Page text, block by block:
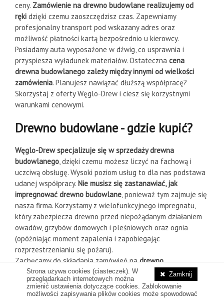
ceny. Zamówienie na drewno budowlane realizujemy od
ręki dzięki czemu zaoszczędzisz czas. Zapewniamy
profesjonalny transport pod wskazany adres oraz
możliwość płatności kartą bezpośrednio u kierowcy.
Posiadamy auta wyposażone w dźwig, co usprawnia i
przyspiesza wyładunek materiałów. Ostateczna cena
drewna budowlanego zależy między innymi od wielkości
zamówienia. Planujesz nawiązać dłuższą współpracę?
Skorzystaj z oferty Węglo-Drew i ciesz się korzystnymi
warunkami cenowymi.
Drewno budowlane - gdzie kupić?
Węglo-Drew specjalizuje się w sprzedaży drewna
budowlanego, dzięki czemu możesz liczyć na fachową i
uczciwą obsługę. Wysoki poziom usług to dla nas podstawa
udanej współpracy. Nie musisz się zastanawiać, jak
impregnować drewno budowlane, ponieważ tym zajmuje się
nasza firma. Korzystamy z wielofunkcyjnego impregnatu,
który zabezpiecza drewno przed niepożądanym działaniem
owadów, grzybów domowych i pleśniowych oraz ognia
(opóźniając moment zapalenia i zapobiegając
rozprzestrzenianiu się pożaru).
Zachęcamy do składania zamówień nadrewno
konstrukcyjne w atrakcyjnej ceniew wybranym punkcie
handlowym.
Zamknij
Strona używa cookies (ciasteczek). W
przeglądarkach internetowych można
zmienić ustawienia dotyczące cookies. Zablokowanie
możliwości zapisywania plików cookies może spowodować